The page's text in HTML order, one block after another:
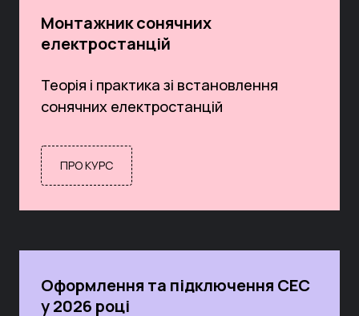
Монтажник сонячних
електростанцій
Теорія і практика зі встановлення
сонячних електростанцій
ПРО КУРС
Оформлення та підключення СЕС
у 2026 році